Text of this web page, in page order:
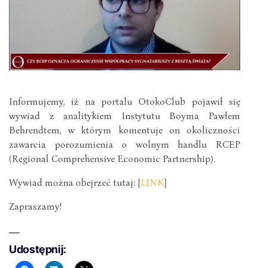
Informujemy, iż na portalu OtokoClub pojawił się
wywiad z analitykiem Instytutu Boyma Pawłem
Behrendtem, w którym komentuje on okoliczności
zawarcia porozumienia o wolnym handlu RCEP
(Regional Comprehensive Economic Partnership).
Wywiad można obejrzeć tutaj: [LINK]
Zapraszamy!
Udostępnij: